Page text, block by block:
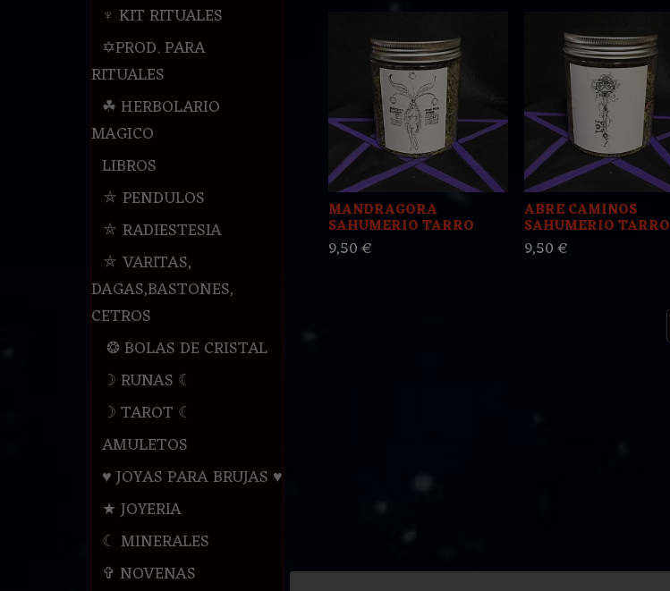
♆ KIT RITUALES
✡PROD. PARA
RITUALES
☘ HERBOLARIO
MAGICO
LIBROS
⛤ PENDULOS
⛤ RADIESTESIA
⛤ VARITAS,
DAGAS,BASTONES,
CETROS
❂ BOLAS DE CRISTAL
☽ RUNAS ☾
☽ TAROT ☾
AMULETOS
♥ JOYAS PARA BRUJAS ♥
★ JOYERIA
☾ MINERALES
✞ NOVENAS
MANDRAGORA
SAHUMERIO TARRO
9,50 €
ABRE CAMINOS
SAHUMERIO TARRO
9,50 €